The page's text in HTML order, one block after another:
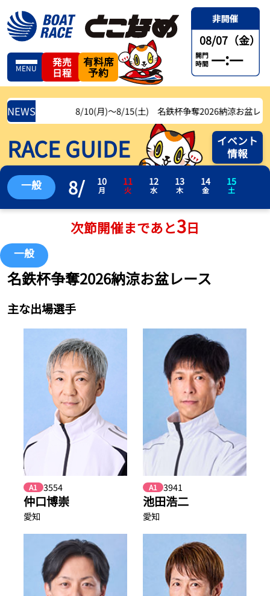
MENU
発売
日程
有料席
予約
08/07（金）
開門
時間 —:—
NEWS 8/10(月)〜8/15(土) 名鉄杯争奪2026納涼お盆レース
RACE GUIDE
イベント
情報
一般 8/ 10
月
11
火
12
水
13
木
14
金
15
土
次節開催まであと3日
一般
名鉄杯争奪2026納涼お盆レース
主な出場選手
A1 3554
仲口博崇
愛知
A1 3941
池田浩二
愛知